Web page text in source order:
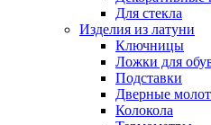
Для стекла
Изделия из латуни
Ключницы
Ложки для
Подставки
Дверные
Колокола